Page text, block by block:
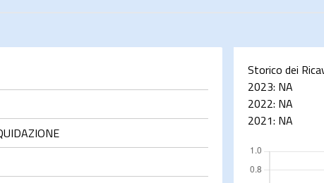
Storico dei
2023: NA
2022: NA
2021: NA